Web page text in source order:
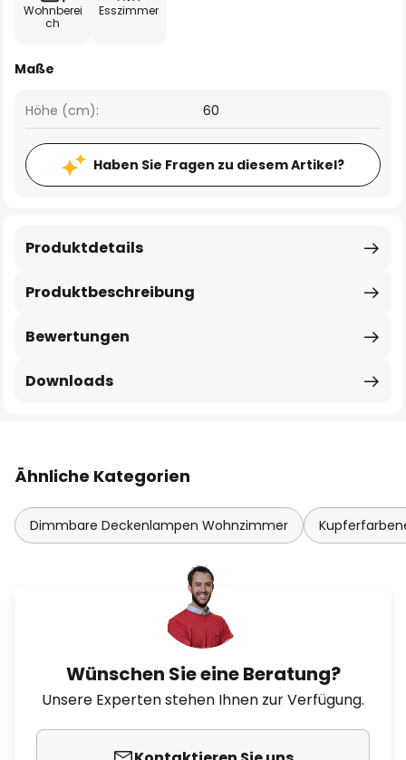
Wohnberei
ch
Esszimmer
Maße
Höhe (cm): 60
Haben Sie Fragen zu diesem Artikel?
Produktbeschreibung
Produktdetails
Bewertungen
Downloads
Ähnliche Kategorien
Dimmbare Deckenlampen Wohnzimmer
Wünschen Sie eine Beratung?
Unsere Experten stehen Ihnen zur Verfügung.